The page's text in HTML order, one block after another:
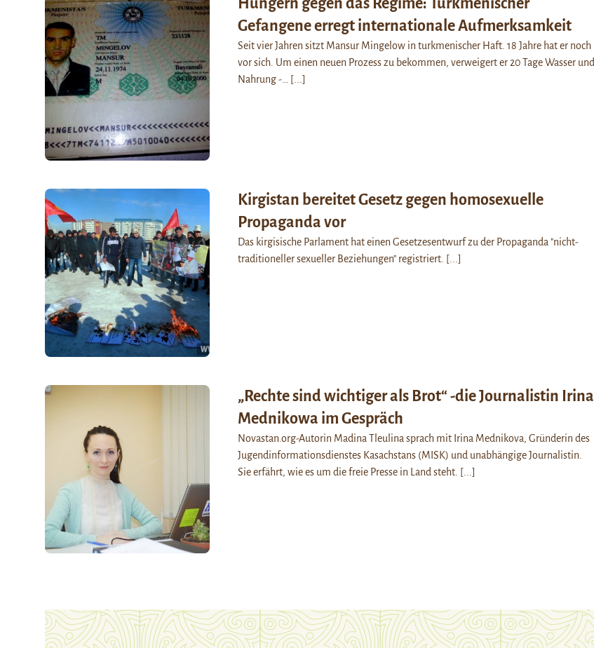
Hungern gegen das Regime: Turkmenischer
Gefangene erregt internationale Aufmerksamkeit
Seit vier Jahren sitzt Mansur Mingelow in turkmenischer Haft. 18 Jahre hat er noch
vor sich. Um einen neuen Prozess zu bekommen, verweigert er 20 Tage Wasser und
Nahrung -…
[...]
Kirgistan bereitet Gesetz gegen homosexuelle
Propaganda vor
Das kirgisische Parlament hat einen Gesetzesentwurf zu der Propaganda "nicht-
traditioneller sexueller Beziehungen" registriert. [...]
„Rechte sind wichtiger als Brot“ -die Journalistin Irina
Mednikowa im Gespräch
Novastan.org-Autorin Madina Tleulina sprach mit Irina Mednikova, Gründerin des
Jugendinformationsdienstes Kasachstans (MISK) und unabhängige Journalistin.
Sie erfährt, wie es um die freie Presse in Land steht. [...]